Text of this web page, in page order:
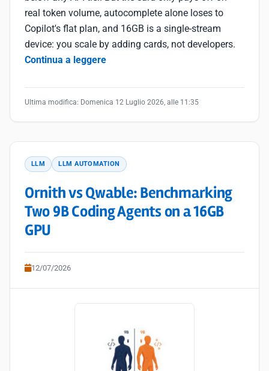
real token volume, autocomplete alone loses to
Copilot's flat plan, and 16GB is a single-stream
device: you scale by adding cards, not developers.
Continua a leggere
Ultima modifica: Domenica 12 Luglio 2026, alle 11:35
LLM LLM AUTOMATION
Ornith vs Qwable: Benchmarking
Two 9B Coding Agents on a 16GB
GPU
12/07/2026